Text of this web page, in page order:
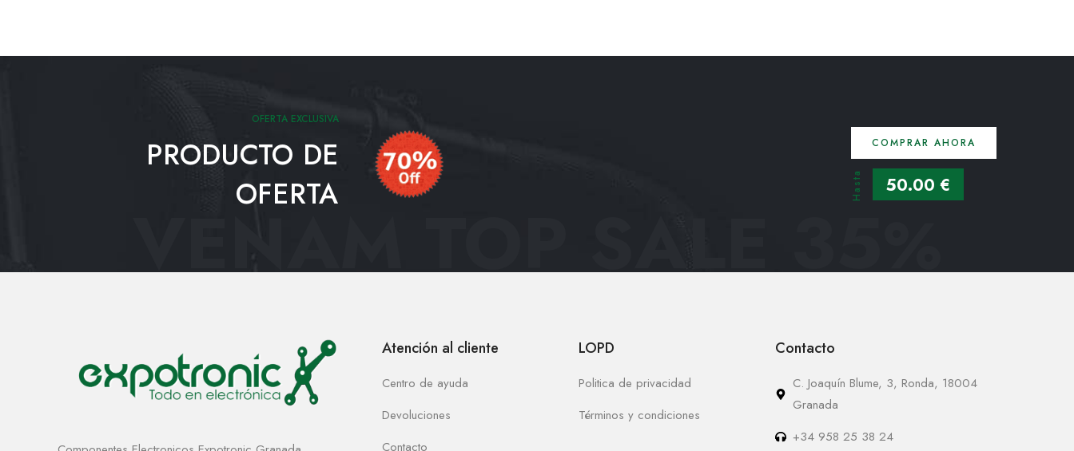
OFERTA EXCLUSIVA
PRODUCTO DE
OFERTA
COMPRAR AHORA
Hasta 50.00 €
VENAM TOP SALE 35%
Atención al cliente
Centro de ayuda
Devoluciones
Contacto
LOPD
Politica de privacidad
Términos y condiciones
Contacto
C. Joaquín Blume, 3, Ronda, 18004
Granada
+34 958 25 38 24